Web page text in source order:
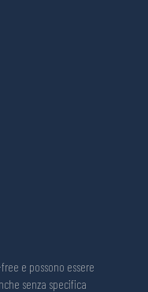
e possono essere
senza specifica